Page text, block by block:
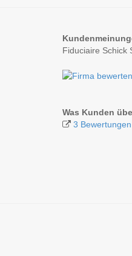
Fiduciaire Schick
Was Kunden
3